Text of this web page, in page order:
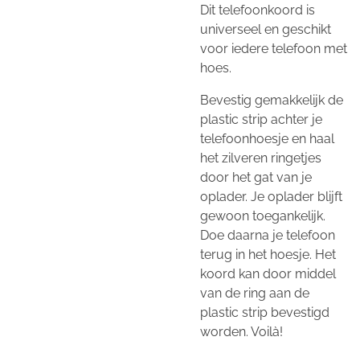
Dit telefoonkoord is
universeel en geschikt
voor iedere telefoon met
hoes.
Bevestig gemakkelijk de
plastic strip achter je
telefoonhoesje en haal
het zilveren ringetjes
door het gat van je
oplader. Je oplader blijft
gewoon toegankelijk.
Doe daarna je telefoon
terug in het hoesje. Het
koord kan door middel
van de ring aan de
plastic strip bevestigd
worden. Voilà!